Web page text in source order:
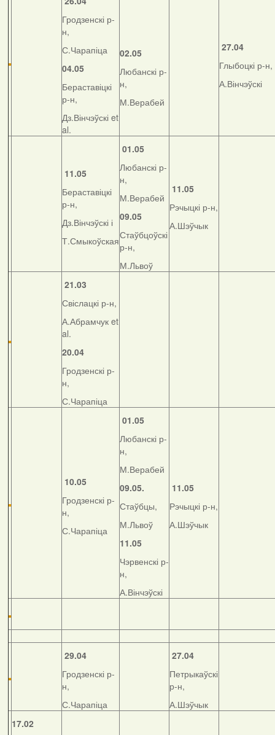
Гродзенскі р-
н,
С.Чарапіца
04.05
Бераставіцкі
р-н,
Дз.Вінчэўскі et
al.
02.05
Любанскі р-
н,
М.Верабей
27.04
Глыбоцкі р-н,
А.Вінчэўскі
11.05
Бераставіцкі
р-н,
Дз.Вінчэўскі і
Т.Смыкоўская
01.05
Любанскі р-
н,
М.Верабей
09.05
Стаўбцоўскі
р-н,
М.Львоў
11.05
Рэчыцкі р-н,
А.Шэўчык
21.03
Свіслацкі р-н,
А.Абрамчук et
al.
20.04
Гродзенскі р-
н,
С.Чарапіца
10.05
Гродзенскі р-
н,
С.Чарапіца
01.05
Любанскі р-
н,
М.Верабей
09.05.
Стаўбцы,
М.Львоў
11.05
Чэрвенскі р-
н,
А.Вінчэўскі
11.05
Рэчыцкі р-н,
А.Шэўчык
29.04
Гродзенскі р-
н,
С.Чарапіца
27.04
Петрыкаўскі
р-н,
А.Шэўчык
17.02